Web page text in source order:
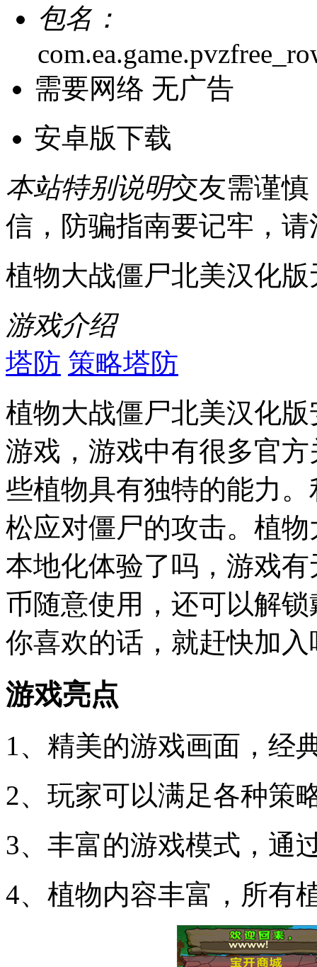
包名：
需要网络 无广告
安卓版下载
本站特别说明交友需谨
信，防骗指南要记牢，
植物大战僵尸北美汉化
游戏介绍
塔防 策略塔防
植物大战僵尸北美汉化
游戏，游戏中有很多官
些植物具有独特的能力
松应对僵尸的攻击。植
本地化体验了吗，游戏
币随意使用，还可以解
你喜欢的话，就赶快加入
游戏亮点
1、精美的游戏画面，经
2、玩家可以满足各种策
3、丰富的游戏模式，通
4、植物内容丰富，所有